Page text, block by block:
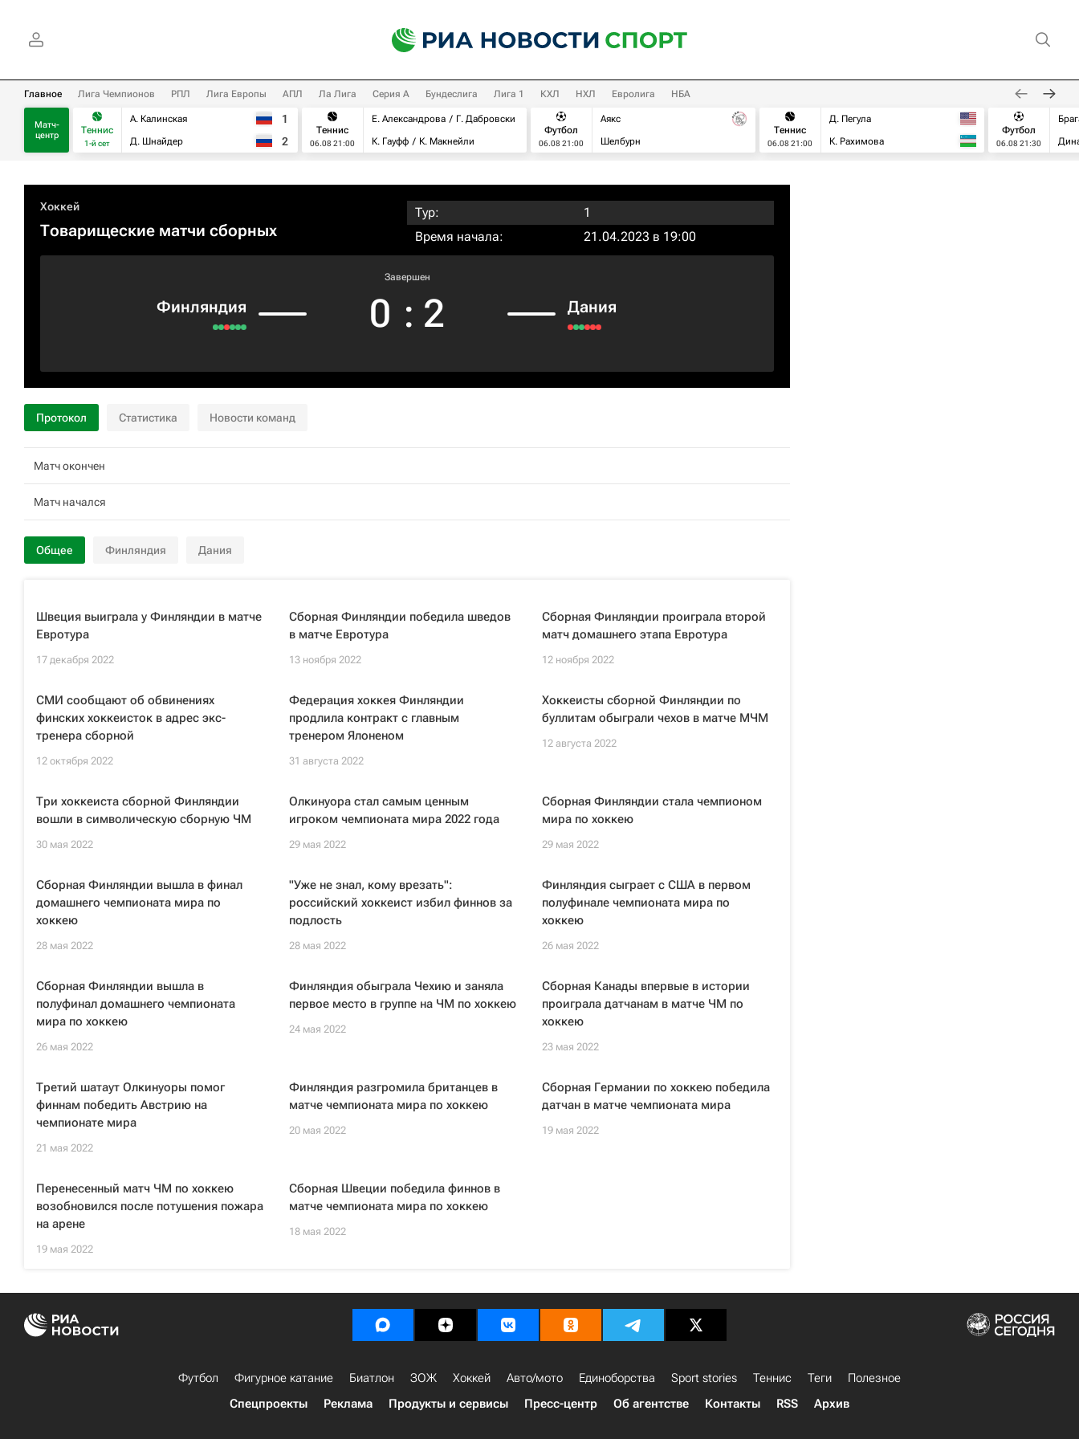
Главное Лига Чемпионов РПЛ Лига Европы АПЛ Ла Лига Серия А Бундеслига Лига 1 КХЛ НХЛ Евролига НБА
Матч-
центр
Теннис
1-й сет
А. Калинская
Д. Шнайдер
1
2
Теннис
06.08 21:00
Е. Александрова
Г. Дабровски
К. Гауфф
К. Макнейли
Футбол
06.08 21:00
Аякс
Шелбурн
Теннис
06.08 21:00
Д. Пегула
К. Рахимова
Футбол
06.08 21:30
Хоккей
Товарищеские матчи сборных
Тур:
1
Время начала:
21.04.2023 в 19:00
Финляндия
Завершен
0 : 2 Дания
Протокол Статистика Новости команд
Матч окончен
Матч начался
Общее Финляндия Дания
Швеция выиграла у Финляндии в матче
Евротура
17 декабря 2022
Сборная Финляндии победила шведов
в матче Евротура
13 ноября 2022
Сборная Финляндии проиграла второй
матч домашнего этапа Евротура
12 ноября 2022
СМИ сообщают об обвинениях
финских хоккеисток в адрес экс-
тренера сборной
12 октября 2022
Федерация хоккея Финляндии
продлила контракт с главным
тренером Ялоненом
31 августа 2022
Хоккеисты сборной Финляндии по
буллитам обыграли чехов в матче МЧМ
12 августа 2022
Три хоккеиста сборной Финляндии
вошли в символическую сборную ЧМ
30 мая 2022
Олкинуора стал самым ценным
игроком чемпионата мира 2022 года
29 мая 2022
Сборная Финляндии стала чемпионом
мира по хоккею
29 мая 2022
Сборная Финляндии вышла в финал
домашнего чемпионата мира по
хоккею
28 мая 2022
"Уже не знал, кому врезать":
российский хоккеист избил финнов за
подлость
28 мая 2022
Финляндия сыграет с США в первом
полуфинале чемпионата мира по
хоккею
26 мая 2022
Сборная Финляндии вышла в
полуфинал домашнего чемпионата
мира по хоккею
26 мая 2022
Финляндия обыграла Чехию и заняла
первое место в группе на ЧМ по хоккею
24 мая 2022
Сборная Канады впервые в истории
проиграла датчанам в матче ЧМ по
хоккею
23 мая 2022
Третий шатаут Олкинуоры помог
финнам победить Австрию на
чемпионате мира
21 мая 2022
Финляндия разгромила британцев в
матче чемпионата мира по хоккею
20 мая 2022
Сборная Германии по хоккею победила
датчан в матче чемпионата мира
19 мая 2022
Перенесенный матч ЧМ по хоккею
возобновился после потушения пожара
на арене
19 мая 2022
Сборная Швеции победила финнов в
матче чемпионата мира по хоккею
18 мая 2022
Футбол Фигурное катание Биатлон ЗОЖ Хоккей Авто/мото Единоборства Sport stories Теннис Теги
Полезное
Спецпроекты
Реклама Продукты и сервисы Пресс-центр Об агентстве Контакты RSS Архив